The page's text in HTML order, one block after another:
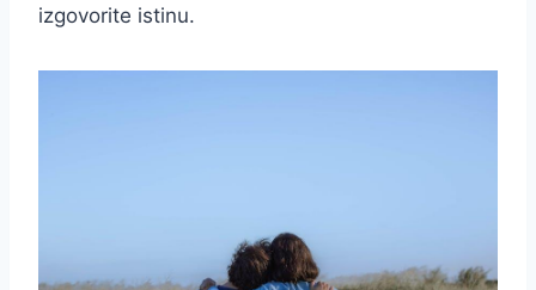
izgovorite istinu.